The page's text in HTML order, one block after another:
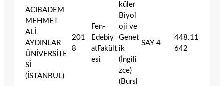
ACIBADEM
MEHMET
ALİ
AYDINLAR
ÜNİVERSİTE
Sİ
(İSTANBUL)
201
8
Fen-
Edebiy
atFakült
esi
küler
Biyol
oji ve
Genet
ik
(İngili
zce)
(Bursl
SAY 4
448.11
642